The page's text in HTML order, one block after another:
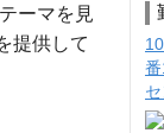
ーマを見
提供して